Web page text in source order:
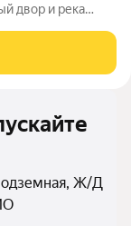
НА РУКАХ.
Ж/Д